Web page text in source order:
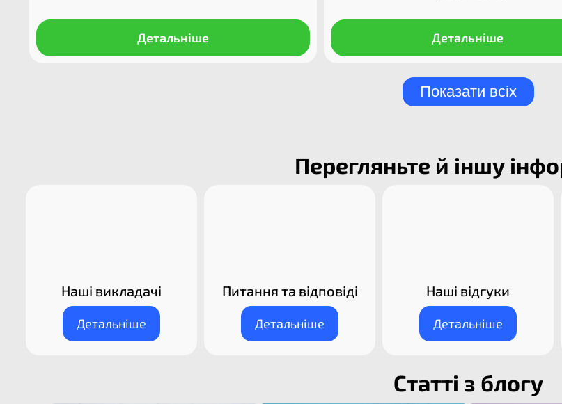
Детальніше Детальніше
Показати всіх
Перегляньте й іншу
Наші викладачі​
Детальніше
Питання та відповіді
Детальніше
Наші відгуки
Детальніше
Статті з блогу